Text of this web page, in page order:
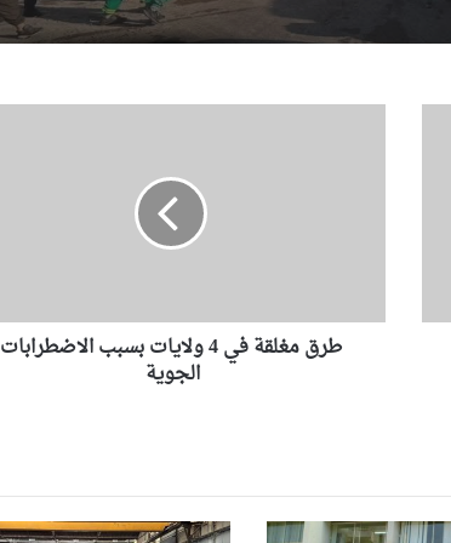
وزارة الصحة سخرت جميع
قسنطينة وتيارت
الوطنية العظمى ” النصر”
بالعاصمة مينسك
الوطنية البيلاروسية
السيّد عطاف يجري لقاء على
السيّد عطاف يضع إكليلا من
الزهور أمام تمثال النصر بالعاصمة
ف
ا
ت
طرق مغلقة في 4 ولايات بسبب الاضطرابات
الجوية